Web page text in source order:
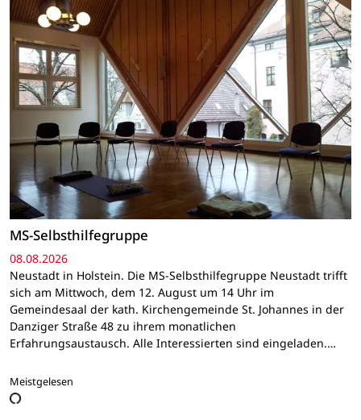
MS-Selbsthilfegruppe
08.08.2026
Neustadt in Holstein. Die MS-Selbsthilfegruppe Neustadt trifft
sich am Mittwoch, dem 12. August um 14 Uhr im
Gemeindesaal der kath. Kirchengemeinde St. Johannes in der
Danziger Straße 48 zu ihrem monatlichen
Erfahrungsaustausch. Alle Interessierten sind eingeladen.…
Meistgelesen